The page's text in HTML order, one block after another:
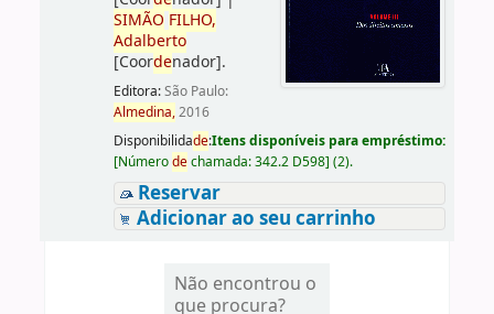
SIMÃO FILHO,
Adalberto
[Coordenador].
Editora:São Paulo:
Almedina,2016
Disponibilidade:Itens disponíveis para empréstimo:
[Númerodechamada:342.2 D598] (2).
Reservar
Adicionar ao seu carrinho
Não encontrou o
que procura?